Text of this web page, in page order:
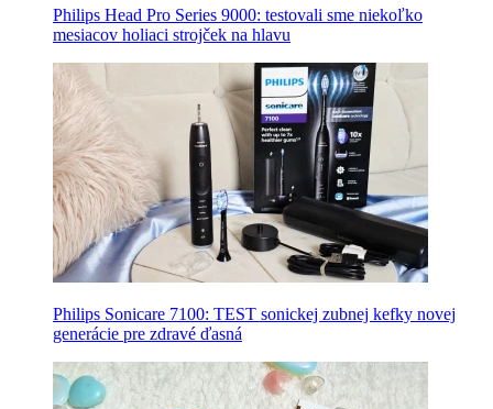
Philips Head Pro Series 9000: testovali sme niekoľko
mesiacov holiaci strojček na hlavu
Philips Sonicare 7100: TEST sonickej zubnej kefky novej
generácie pre zdravé ďasná